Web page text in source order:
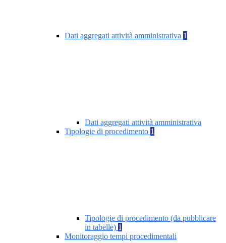
Dati aggregati attività amministrativa 1
Dati aggregati attività amministrativa
Tipologie di procedimento 1
Tipologie di procedimento (da pubblicare
in tabelle) 1
Monitoraggio tempi procedimentali